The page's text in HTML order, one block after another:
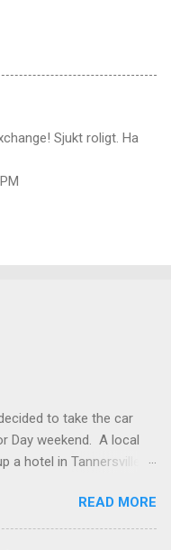
Sjukt roligt. Ha
to take the car
Day weekend. A local
a hotel in Tannersville
Lilien . I think we came up
were open. The entire
READ MORE